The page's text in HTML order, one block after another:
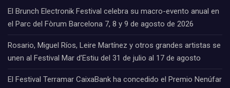
El Brunch Electronik Festival celebra su macro-evento anual en
el Parc del Fòrum Barcelona 7, 8 y 9 de agosto de 2026
Rosario, Miguel Ríos, Leire Martínez y otros grandes artistas se
unen al Festival Mar d’Estiu del 31 de julio al 17 de agosto
El Festival Terramar CaixaBank ha concedido el Premio Nenúfar